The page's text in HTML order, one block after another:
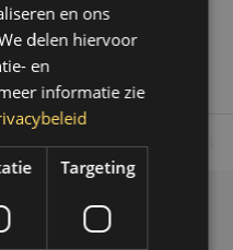
Op werkdagen voor 14.00 uur
en ons
delen hiervoor
en
informatie zie
Targeting